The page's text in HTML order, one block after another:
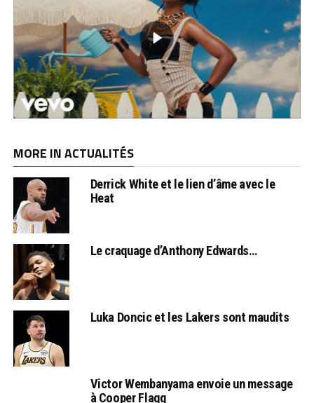
MORE IN ACTUALITÉS
Derrick White et le lien d’âme avec le
Heat
Le craquage d’Anthony Edwards…
Luka Doncic et les Lakers sont maudits
Victor Wembanyama envoie un message
à Cooper Flagg